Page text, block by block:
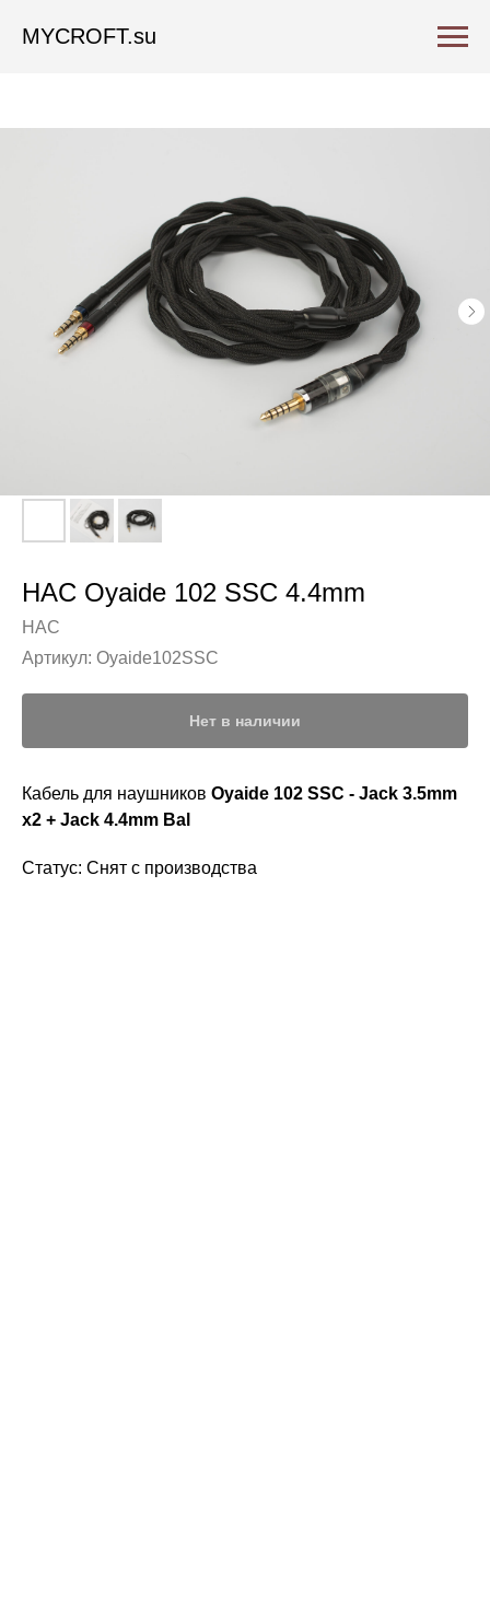
MYCROFT.su
HAC Oyaide 102 SSC 4.4mm
HAC
Артикул: Oyaide102SSC
Нет в наличии
Кабель для наушников Oyaide 102 SSC - Jack 3.5mm
x2 + Jack 4.4mm Bal
Статус: Снят с производства